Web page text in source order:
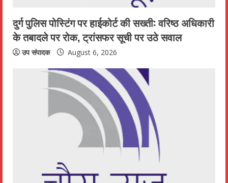
दुर्ग पुलिस पोस्टिंग पर हाईकोर्ट की सख्ती: वरिष्ठ अधिकारी
के तबादले पर रोक, ट्रांसफर सूची पर उठे सवाल
उप संपादक August 6, 2026